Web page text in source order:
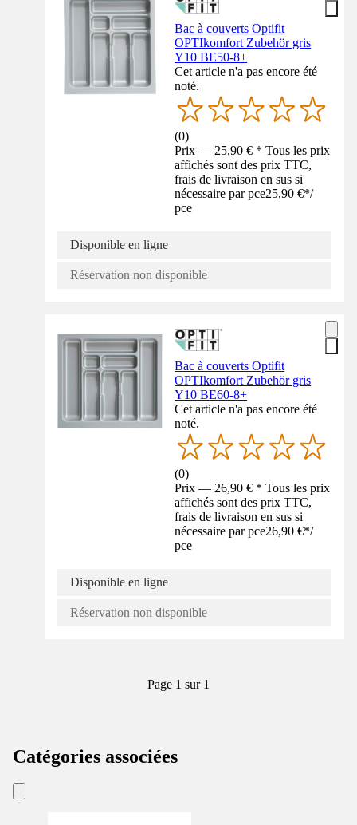
Bac à couverts Optifit
OPTIkomfort Zubehör gris
Y10 BE50-8+
Cet article n'a pas encore été
noté.
(0)
Prix — 25,90 € * Tous les prix
affichés sont des prix TTC,
frais de livraison en sus si
nécessaire par pce25,90 €*/
pce
Disponible en ligne
Réservation non disponible
Bac à couverts Optifit
OPTIkomfort Zubehör gris
Y10 BE60-8+
Cet article n'a pas encore été
noté.
(0)
Prix — 26,90 € * Tous les prix
affichés sont des prix TTC,
frais de livraison en sus si
nécessaire par pce26,90 €*/
pce
Disponible en ligne
Réservation non disponible
Page 1 sur 1
Catégories associées